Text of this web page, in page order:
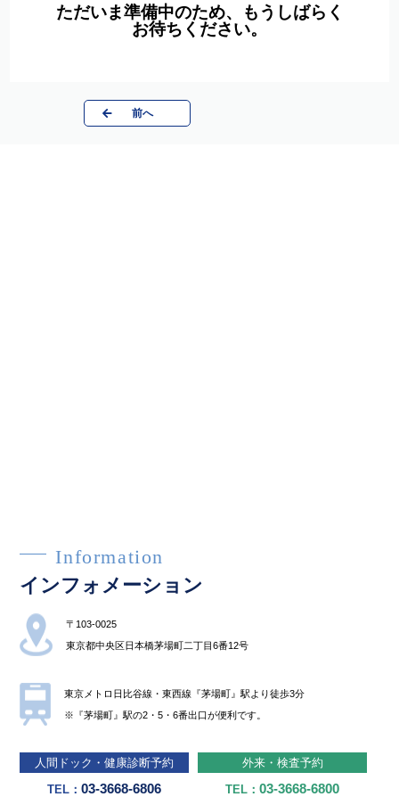
ただいま準備中のため、もうしばらく
お待ちください。
前へ
Information
インフォメーション
〒103-0025
東京都中央区⽇本橋茅場町⼆丁⽬6番12号
東京メトロ⽇⽐⾕線・東⻄線『茅場町』駅より徒歩3分
※『茅場町』駅の2・5・6番出⼝が便利です。
⼈間ドック・健康診断予約
TEL：03-3668-6806
外来・検査予約
TEL：03-3668-6800